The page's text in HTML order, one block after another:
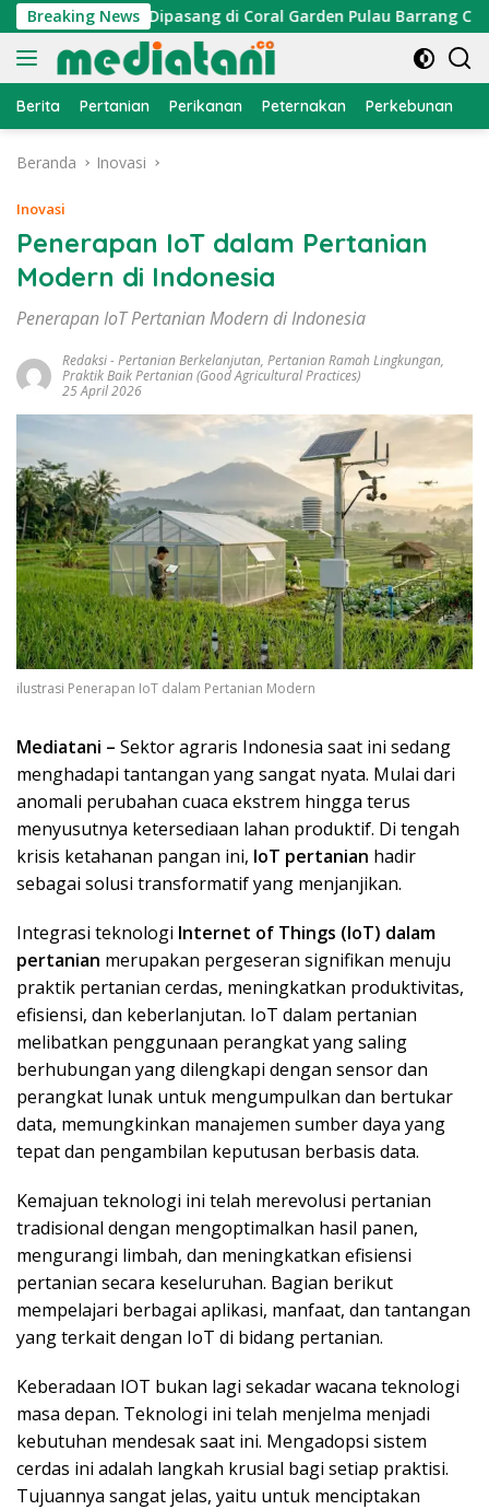
Langsung
ke
konten
Breaking News
Cumi Dipasang di Coral Garden Pulau Barrang Caddi
Berita Pertanian Perikanan Peternakan Perkebunan
Beranda Inovasi
Inovasi
Penerapan IoT dalam Pertanian
Modern di Indonesia
Penerapan IoT Pertanian Modern di Indonesia
Redaksi-Pertanian Berkelanjutan, Pertanian Ramah Lingkungan,
Praktik Baik Pertanian (Good Agricultural Practices)
25 April 2026
ilustrasi Penerapan IoT dalam Pertanian Modern
Mediatani – Sektor agraris Indonesia saat ini sedang
menghadapi tantangan yang sangat nyata. Mulai dari
anomali perubahan cuaca ekstrem hingga terus
menyusutnya ketersediaan lahan produktif. Di tengah
krisis ketahanan pangan ini, IoT pertanian hadir
sebagai solusi transformatif yang menjanjikan.
Integrasi teknologi Internet of Things (IoT) dalam
pertanian merupakan pergeseran signifikan menuju
praktik pertanian cerdas, meningkatkan produktivitas,
efisiensi, dan keberlanjutan. IoT dalam pertanian
melibatkan penggunaan perangkat yang saling
berhubungan yang dilengkapi dengan sensor dan
perangkat lunak untuk mengumpulkan dan bertukar
data, memungkinkan manajemen sumber daya yang
tepat dan pengambilan keputusan berbasis data.
Kemajuan teknologi ini telah merevolusi pertanian
tradisional dengan mengoptimalkan hasil panen,
mengurangi limbah, dan meningkatkan efisiensi
pertanian secara keseluruhan. Bagian berikut
mempelajari berbagai aplikasi, manfaat, dan tantangan
yang terkait dengan IoT di bidang pertanian.
Keberadaan IOT bukan lagi sekadar wacana teknologi
masa depan. Teknologi ini telah menjelma menjadi
kebutuhan mendesak saat ini. Mengadopsi sistem
cerdas ini adalah langkah krusial bagi setiap praktisi.
Tujuannya sangat jelas, yaitu untuk menciptakan